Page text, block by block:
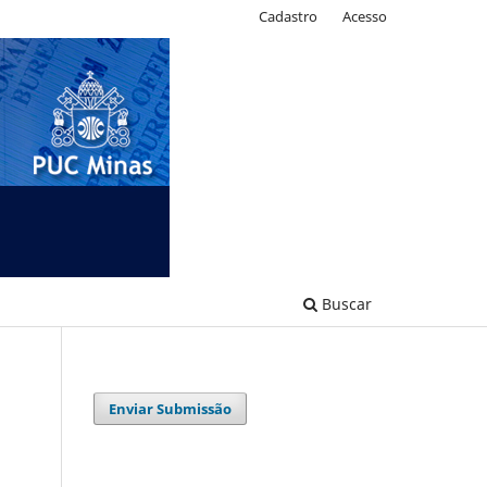
Buscar
Cadastro Acesso
Enviar Submissão